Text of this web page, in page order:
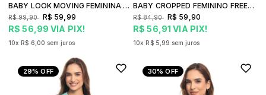
BABY LOOK MOVING FEMININA FREESURF SQUARD
R$ 56,99 VIA PIX!
R$ 99,90 R$ 59,99
10x R$ 6,00 sem juros
BABY CROPPED FEMININO FREESURF BACK
R$ 56,91 VIA PIX!
R$ 84,90 R$ 59,90
10x R$ 5,99 sem juros
29%OFF 30%OFF